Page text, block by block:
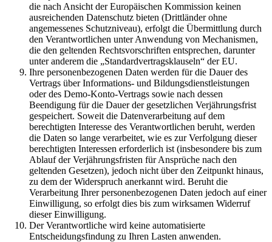
die nach Ansicht der Europäischen Kommission keinen
ausreichenden Datenschutz bieten (Drittländer ohne
angemessenes Schutzniveau), erfolgt die Übermittlung durch
den Verantwortlichen unter Anwendung von Mechanismen,
die den geltenden Rechtsvorschriften entsprechen, darunter
unter anderem die „Standardvertragsklauseln“ der EU.
Ihre personenbezogenen Daten werden für die Dauer des
Vertrags über Informations- und Bildungsdienstleistungen
oder des Demo-Konto-Vertrags sowie nach dessen
Beendigung für die Dauer der gesetzlichen Verjährungsfrist
gespeichert. Soweit die Datenverarbeitung auf dem
berechtigten Interesse des Verantwortlichen beruht, werden
die Daten so lange verarbeitet, wie es zur Verfolgung dieser
berechtigten Interessen erforderlich ist (insbesondere bis zum
Ablauf der Verjährungsfristen für Ansprüche nach den
geltenden Gesetzen), jedoch nicht über den Zeitpunkt hinaus,
zu dem der Widerspruch anerkannt wird. Beruht die
Verarbeitung Ihrer personenbezogenen Daten jedoch auf einer
Einwilligung, so erfolgt dies bis zum wirksamen Widerruf
dieser Einwilligung.
Der Verantwortliche wird keine automatisierte
Entscheidungsfindung zu Ihren Lasten anwenden.